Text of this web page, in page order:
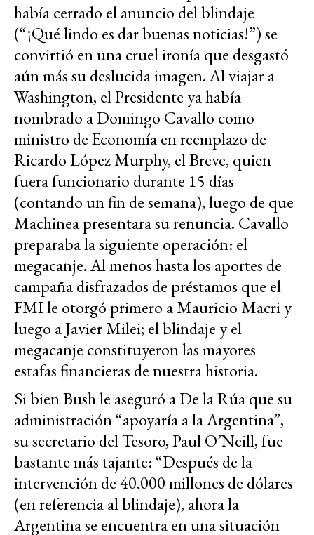
había cerrado el anuncio del blindaje
(“¡Qué lindo es dar buenas noticias!”) se
convirtió en una cruel ironía que desgastó
aún más su deslucida imagen. Al viajar a
Washington, el Presidente ya había
nombrado a Domingo Cavallo como
ministro de Economía en reemplazo de
Ricardo López Murphy, el Breve, quien
fuera funcionario durante 15 días
(contando un fin de semana), luego de que
Machinea presentara su renuncia. Cavallo
preparaba la siguiente operación: el
megacanje. Al menos hasta los aportes de
campaña disfrazados de préstamos que el
FMI le otorgó primero a Mauricio Macri y
luego a Javier Milei; el blindaje y el
megacanje constituyeron las mayores
estafas financieras de nuestra historia.
Si bien Bush le aseguró a De la Rúa que su
administración “apoyaría a la Argentina”,
su secretario del Tesoro, Paul O’Neill, fue
bastante más tajante: “Después de la
intervención de 40.000 millones de dólares
(en referencia al blindaje), ahora la
Argentina se encuentra en una situación